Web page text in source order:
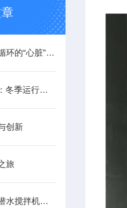
潜水推流器：水体循环的“心脏”与生化反应的推动者
QJB型潜水推流器：冬季运行的“防冻策略”
创新
旅
潜水推流器区别于潜水搅拌机的侧重点